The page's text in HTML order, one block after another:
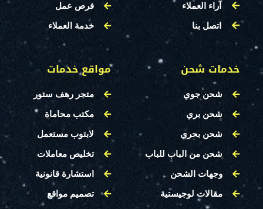
آراء العملاء
اتصل بنا
فرص عمل
خدمة العملاء
خدمات شحن
شحن جوي
شحن بري
شحن بحري
شحن من الباب للباب
وجهات الشحن
مقالات لوجيستية
مواقع خدمات
متجر رهف ستور
مكتب محاماة
لابتوب مستعمل
تخليص معاملات
استشارة قانونية
تصميم مواقع